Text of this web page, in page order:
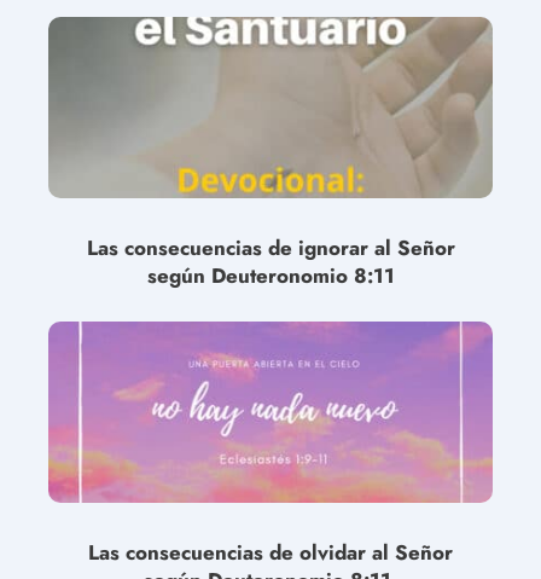
Las consecuencias de ignorar al Señor
según Deuteronomio 8:11
Las consecuencias de olvidar al Señor